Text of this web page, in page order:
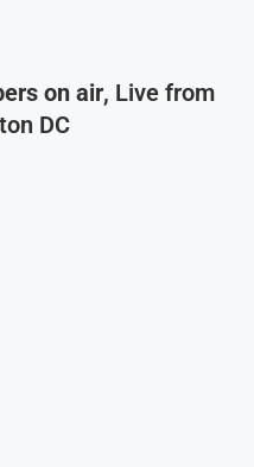
on air, Live from
DC